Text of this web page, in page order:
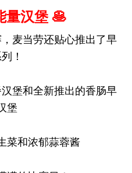
量汉堡 🥞
麦当劳还贴心推出了早
！
堡和全新推出的香肠早
堡
菜和浓郁蒜蓉酱